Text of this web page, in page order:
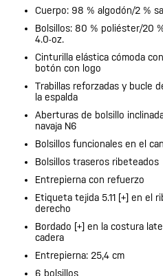
Cuerpo: 98 % algodón/2 %
Bolsillos: 80 % poliéster/20
4.0-oz.
Cinturilla elástica cómoda
botón con logo
Trabillas reforzadas y bucle
la espalda
Aberturas de bolsillo
navaja N6
Bolsillos funcionales en el
Bolsillos traseros ribeteados
Entrepierna con refuerzo
Etiqueta tejida 5.11 [+] en el
derecho
Bordado [+] en la costura
cadera
Entrepierna: 25,4 cm
6 bolsillos